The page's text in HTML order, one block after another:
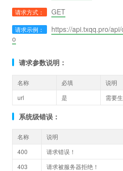
请求方式： GET
请求示例：
https://api.txqq.pro/
o
请求参数说明：
名称 必填
说明
url
是 需要
系统级错误：
名称
说明
400
请求错误！
403
请求被服务器拒绝！